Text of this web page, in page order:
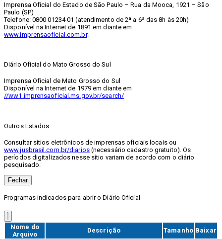
Imprensa Oficial do Estado de São Paulo – Rua da Mooca, 1921 – São
Paulo (SP)
Telefone: 0800 01234 01 (atendimento de 2ª a 6ª das 8h às 20h)
Disponível na Internet de 1891 em diante em
www.imprensaoficial.com.br.
Diário Oficial do Mato Grosso do Sul
Imprensa Oficial de Mato Grosso do Sul
Disponível na Internet de 1979 em diante em
//ww1.imprensaoficial.ms.gov.br/search/
Outros Estados
Consultar sítios eletrônicos de imprensas oficiais locais ou
www.jusbrasil.com.br/diarios(necessário cadastro gratuito). Os
períodos digitalizados nesse sítio variam de acordo com o diário
pesquisado.
Fechar
Programas indicados para abrir o Diário Oficial
Nome do
Arquivo
Descrição Tamanho Baixar